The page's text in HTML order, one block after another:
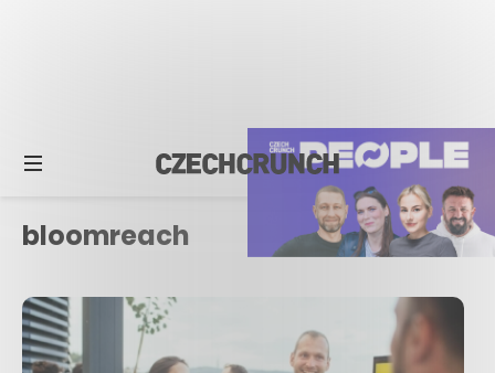
bloomreach